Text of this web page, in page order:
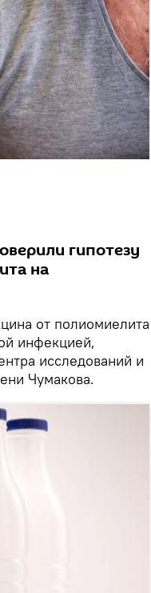
гипотезу
на
от полиомиелита
инфекцией,
исследований и
Чумакова.